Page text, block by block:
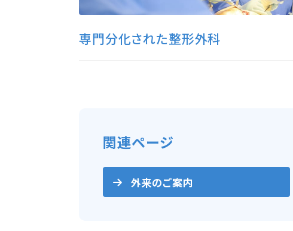
専門分化された整形外科
関連ページ
外来のご案内